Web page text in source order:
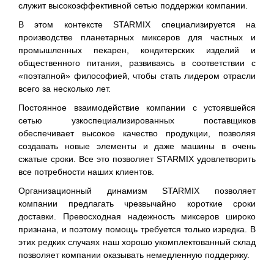
служит высокоэффективной сетью поддержки компании.
В этом контексте STARMIX специализируется на
производстве планетарных миксеров для частных и
промышленных пекарен, кондитерских изделий и
общественного питания, развиваясь в соответствии с
«поэтапной» философией, чтобы стать лидером отрасли
всего за несколько лет.
Постоянное взаимодействие компании с устоявшейся
сетью узкоспециализированных поставщиков
обеспечивает высокое качество продукции, позволяя
создавать новые элементы и даже машины в очень
сжатые сроки. Все это позволяет STARMIX удовлетворить
все потребности наших клиентов.
Организационный динамизм STARMIX позволяет
компании предлагать чрезвычайно короткие сроки
доставки. Превосходная надежность миксеров широко
признана, и поэтому помощь требуется только изредка. В
этих редких случаях наш хорошо укомплектованный склад
позволяет компании оказывать немедленную поддержку.